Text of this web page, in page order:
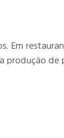
Em
produção de